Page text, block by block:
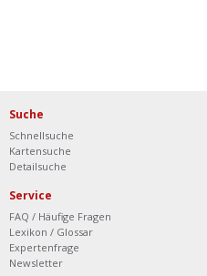
Suche
Schnellsuche
Kartensuche
Detailsuche
Service
FAQ / Häufige Fragen
Lexikon / Glossar
Expertenfrage
Newsletter